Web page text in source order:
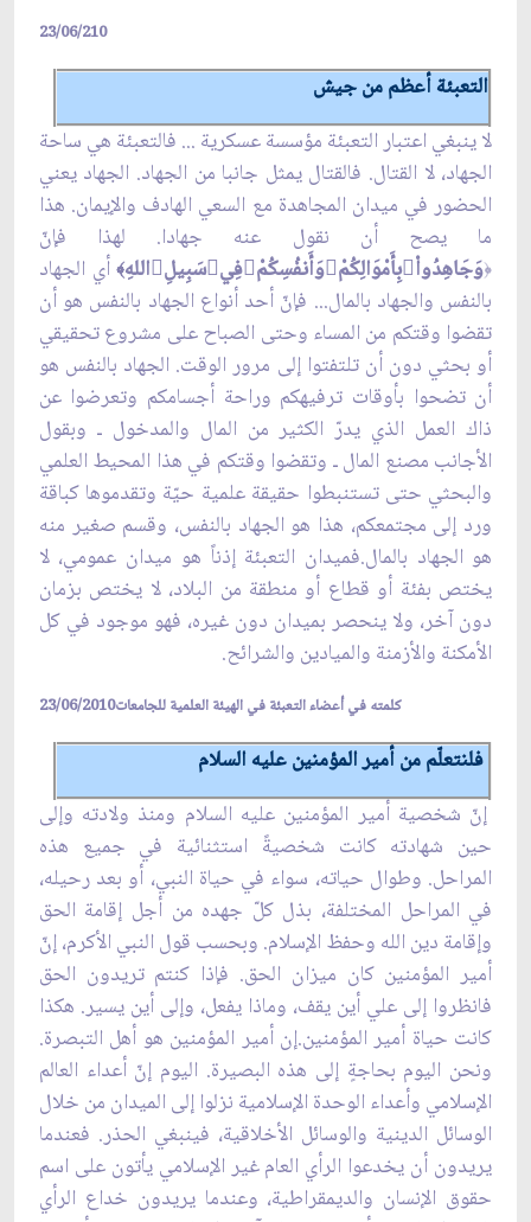
23/06/210
التعبئة أعظم من جيش
لا ينبغي اعتبار التعبئة مؤسسة عسكرية ... فالتعبئة هي ساحة
الجهاد، لا القتال. فالقتال يمثل جانبا من الجهاد. الجهاد يعني
الحضور في ميدان المجاهدة مع السعي الهادف والإيمان. هذا
ما يصح أن نقول عنه جهادا. لهذا فإنّ
﴿وَجَاهِدُواْبِأَمْوَالِكُمْوَأَنفُسِكُمْفِيسَبِيلِاللهِ ﴾أي الجهاد
بالنفس والجهاد بالمال... فإنّ أحد أنواع الجهاد بالنفس هو أن
تقضوا وقتكم من المساء وحتى الصباح على مشروع تحقيقي
أو بحثي دون أن تلتفتوا إلى مرور الوقت. الجهاد بالنفس هو
أن تضحوا بأوقات ترفيهكم وراحة أجسامكم وتعرضوا عن
ذاك العمل الذي يدرّ الكثير من المال والمدخول ـ وبقول
الأجانب مصنع المال ـ وتقضوا وقتكم في هذا المحيط العلمي
والبحثي حتى تستنبطوا حقيقة علمية حيّة وتقدموها كباقة
ورد إلى مجتمعكم، هذا هو الجهاد بالنفس، وقسم صغير منه
هو الجهاد بالمال.فميدان التعبئة إذناً هو ميدان عمومي، لا
يختص بفئة أو قطاع أو منطقة من البلاد، لا يختص بزمان
دون آخر، ولا ينحصر بميدان دون غيره، فهو موجود في كل
الأمكنة والأزمنة والميادين والشرائح.
كلمته في أعضاء التعبئة في الهيئة العلمية للجامعات23/06/2010
فلنتعلّم من أمير المؤمنين عليه السلام
إنّ شخصية أمير المؤمنين عليه السلام ومنذ ولادته وإلى
حين شهادته كانت شخصيةً استثنائية في جميع هذه
المراحل. وطوال حياته، سواء في حياة النبي، أو بعد رحيله،
في المراحل المختلفة، بذل كلّ جهده من أجل إقامة الحق
وإقامة دين الله وحفظ الإسلام. وبحسب قول النبي الأكرم، إنّ
أمير المؤمنين كان ميزان الحق. فإذا كنتم تريدون الحق
فانظروا إلى علي أين يقف، وماذا يفعل، وإلى أين يسير. هكذا
كانت حياة أمير المؤمنين.إن أمير المؤمنين هو أهل التبصرة.
ونحن اليوم بحاجةٍ إلى هذه البصيرة. اليوم إنّ أعداء العالم
الإسلامي وأعداء الوحدة الإسلامية نزلوا إلى الميدان من خلال
الوسائل الدينية والوسائل الأخلاقية، فينبغي الحذر. فعندما
يريدون أن يخدعوا الرأي العام غير الإسلامي يأتون على اسم
حقوق الإنسان والديمقراطية، وعندما يريدون خداع الرأي